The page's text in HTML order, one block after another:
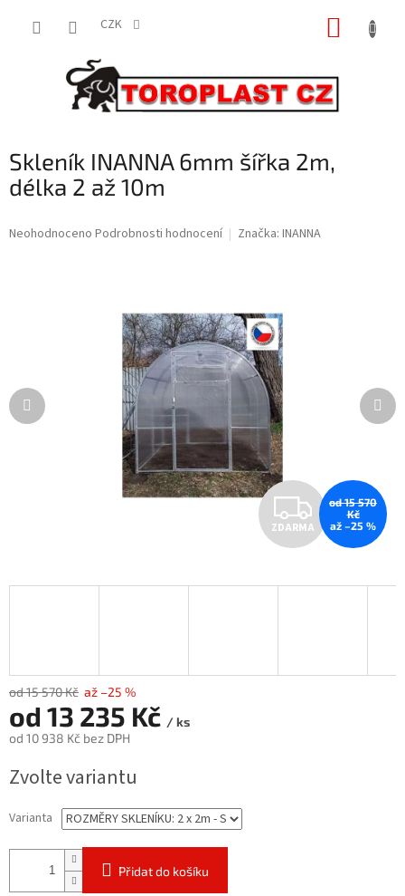
CZK
Skleník INANNA 6mm šířka 2m,
délka 2 až 10m
Průměrné
Neohodnoceno Podrobnosti hodnocení Značka: INANNA
Z
D
A
ZDARMA
od 15 570
Kč
až –25 %
od 15 570 Kč až –25 %
od 13 235 Kč / ks
od 10 938 Kč bez DPH
cena:
Zvolte variantu
Varianta
Přidat do košíku